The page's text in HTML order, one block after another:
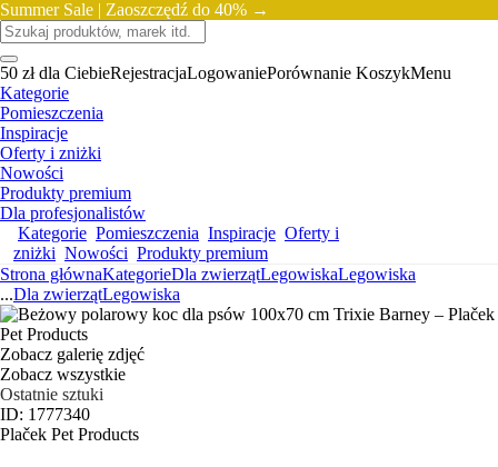
Summer Sale | Zaoszczędź do 40% →
50 zł dla CiebieRejestracjaLogowaniePorównanie KoszykMenu
Kategorie
Pomieszczenia
Inspiracje
Oferty i zniżki
Nowości
Produkty premium
Dla profesjonalistów
Kategorie Pomieszczenia Inspiracje Oferty i
zniżki Nowości Produkty premium
Strona głównaKategorieDla zwierzątLegowiskaLegowiska
...Dla zwierzątLegowiska
Zobacz galerię zdjęć
Zobacz wszystkie
Ostatnie sztuki
ID: 1777340
Plaček Pet Products